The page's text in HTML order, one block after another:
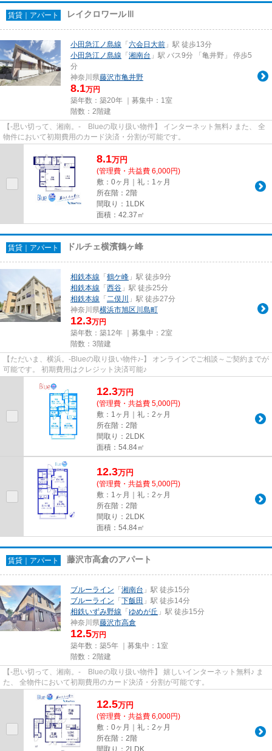
賃貸｜アパート レイクロワールⅢ
小田急江ノ島線 「 六会日大前 」駅 徒歩13分
小田急江ノ島線 「 湘南台 」駅 バス9分 「亀井野」 停歩5
分
神奈川県藤沢市亀井野
8.1万円
築年数：築20年 ｜募集中： 1室
階数：2階建
【-思い切って、湘南。- Blueの取り扱い物件】 インターネット無料♪ また、 全
物件において初期費用のカード決済・分割が可能です。
8.1万円
(管理費・共益費 6,000円)
敷：0ヶ月｜礼：1ヶ月
所在階：2階
間取り：1LDK
面積：42.37㎡
賃貸｜アパート ドルチェ横濱鶴ヶ峰
相鉄本線 「 鶴ケ峰 」駅 徒歩9分
相鉄本線 「 西谷 」駅 徒歩25分
相鉄本線 「 二俣川
」駅 徒歩27分
神奈川県横浜市旭区 川島町
12.3万円
築年数：築12年 ｜募集中： 2室
階数：3階建
【ただいま、横浜。-Blueの取り扱い物件♪-】 オンラインでご相談～ご契約までが
可能です。 初期費用はクレジット決済可能♪
12.3万円
(管理費・共益費 5,000円)
敷：1ヶ月｜礼：2ヶ月
所在階：2階
間取り：2LDK
面積：54.84㎡
12.3万円
(管理費・共益費 5,000円)
敷：1ヶ月｜礼：2ヶ月
所在階：2階
間取り：2LDK
面積：54.84㎡
賃貸｜アパート 藤沢市高倉のアパート
ブルーライン 「 湘南台 」駅 徒歩15分
ブルーライン 「 下飯田 」駅 徒歩14分
相鉄いずみ野線 「 ゆめが丘 」駅 徒歩15分
神奈川県藤沢市高倉
12.5万円
築年数：築5年 ｜募集中： 1室
階数：2階建
【-思い切って、湘南。- Blueの取り扱い物件】 嬉しいインターネット無料♪ ま
た、 全物件において初期費用のカード決済・分割が可能です。
12.5万円
(管理費・共益費 6,000円)
敷：0ヶ月｜礼：2ヶ月
所在階：2階
間取り：2LDK